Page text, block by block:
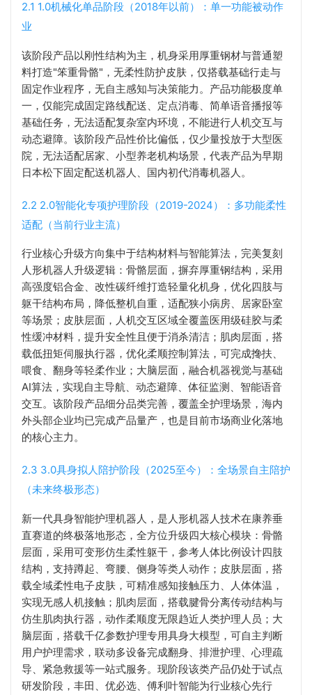
2.1 1.0机械化单品阶段（2018年以前）：单一功能被动作
业
该阶段产品以刚性结构为主，机身采用厚重钢材与普通塑
料打造"笨重骨骼"，无柔性防护皮肤，仅搭载基础行走与
固定作业程序，无自主感知与决策能力。产品功能极度单
一，仅能完成固定路线配送、定点消毒、简单语音播报等
基础任务，无法适配复杂室内环境，不能进行人机交互与
动态避障。该阶段产品性价比偏低，仅少量投放于大型医
院，无法适配居家、小型养老机构场景，代表产品为早期
日本松下固定配送机器人、国内初代消毒机器人。
2.2 2.0智能化专项护理阶段（2019-2024）：多功能柔性
适配（当前行业主流）
行业核心升级方向集中于结构材料与智能算法，完美复刻
人形机器人升级逻辑：骨骼层面，摒弃厚重钢结构，采用
高强度铝合金、改性碳纤维打造轻量化机身，优化四肢与
躯干结构布局，降低整机自重，适配狭小病房、居家卧室
等场景；皮肤层面，人机交互区域全覆盖医用级硅胶与柔
性缓冲材料，提升安全性且便于消杀清洁；肌肉层面，搭
载低扭矩伺服执行器，优化柔顺控制算法，可完成搀扶、
喂食、翻身等轻柔作业；大脑层面，融合机器视觉与基础
AI算法，实现自主导航、动态避障、体征监测、智能语音
交互。该阶段产品细分品类完善，覆盖全护理场景，海内
外头部企业均已完成产品量产，也是目前市场商业化落地
的核心主力。
2.3 3.0具身拟人陪护阶段（2025至今）：全场景自主陪护
（未来终极形态）
新一代具身智能护理机器人，是人形机器人技术在康养垂
直赛道的终极落地形态，全方位升级四大核心模块：骨骼
层面，采用可变形仿生柔性躯干，参考人体比例设计四肢
结构，支持蹲起、弯腰、侧身等类人动作；皮肤层面，搭
载全域柔性电子皮肤，可精准感知接触压力、人体体温，
实现无感人机接触；肌肉层面，搭载腱骨分离传动结构与
仿生肌肉执行器，动作柔顺度无限趋近人类护理人员；大
脑层面，搭载千亿参数护理专用具身大模型，可自主判断
用户护理需求，联动多设备完成翻身、排泄护理、心理疏
导、紧急救援等一站式服务。现阶段该类产品仍处于试点
研发阶段，丰田、优必选、傅利叶智能为行业核心先行